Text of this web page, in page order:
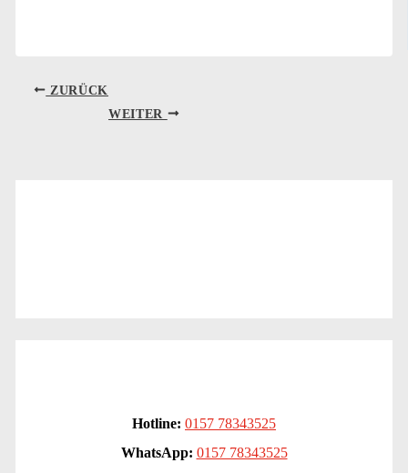
ZURÜCK
WEITER
Hotline: 0157 78343525
WhatsApp: 0157 78343525